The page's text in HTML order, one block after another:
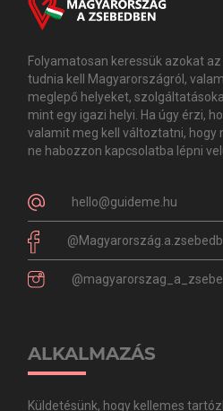
Folyamatosan keressük azokat
tudnia kell Magyarországról,
meglepő helyeket,
mint egy igazi helyi. Ha úgy érzi,
valamit meg kell változtatni, hogy
ne habozzon kapcsolatba lépni
hello@guideme.hu
ALKALMAZÁS
Küldetésünk, hogy kellemes